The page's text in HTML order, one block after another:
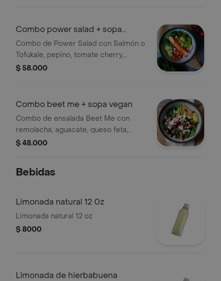
Combo power salad + sopa
vegan
Combo de Power Salad con Salmón o
Tofukale, pepino, tomate cherry,
rábanos, brócoli, almendras y
$ 58.000
Combo beet me + sopa vegan
Combo de ensalada Beet Me con
remolacha, aguacate, queso feta,
rúgula, arándanos y almendras
$ 48.000
Bebidas
Limonada natural 12 0z
Limonada natural 12 oz
$ 8000
Limonada de hierbabuena